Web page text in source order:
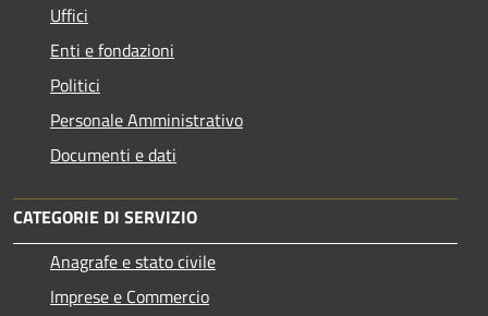
Uffici
Enti e fondazioni
Politici
Personale Amministrativo
Documenti e dati
CATEGORIE DI SERVIZIO
Anagrafe e stato civile
Imprese e Commercio